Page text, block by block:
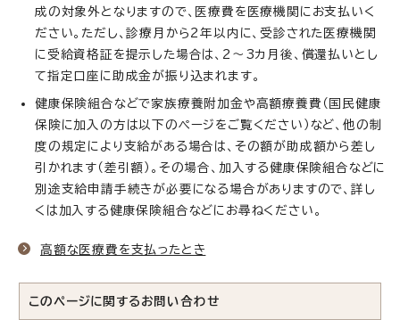
成の対象外となりますので、医療費を医療機関にお支払いく
ださい。ただし、診療月から2年以内に、受診された医療機関
に受給資格証を提示した場合は、2～3カ月後、償還払いとし
て指定口座に助成金が振り込まれます。
健康保険組合などで家族療養附加金や高額療養費（国民健康
保険に加入の方は以下のページをご覧ください）など、他の制
度の規定により支給がある場合は、その額が助成額から差し
引かれます（差引額）。その場合、加入する健康保険組合などに
別途支給申請手続きが必要になる場合がありますので、詳し
くは加入する健康保険組合などにお尋ねください。
高額な医療費を支払ったとき
このページに関する お問い合わせ